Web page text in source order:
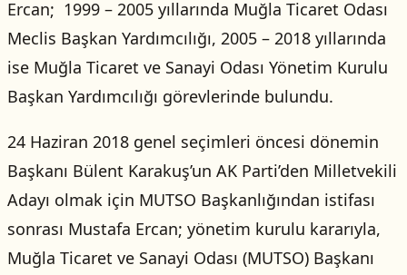
Ercan; 1999 – 2005 yıllarında Muğla Ticaret Odası
Meclis Başkan Yardımcılığı, 2005 – 2018 yıllarında
ise Muğla Ticaret ve Sanayi Odası Yönetim Kurulu
Başkan Yardımcılığı görevlerinde bulundu.
24 Haziran 2018 genel seçimleri öncesi dönemin
Başkanı Bülent Karakuş’un AK Parti’den Milletvekili
Adayı olmak için MUTSO Başkanlığından istifası
sonrası Mustafa Ercan; yönetim kurulu kararıyla,
Muğla Ticaret ve Sanayi Odası (MUTSO) Başkanı